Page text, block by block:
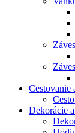
Cestovanie
Dekorácie